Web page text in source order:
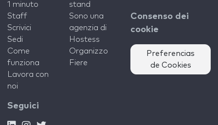
1 minuto
Staff
Scrivici
Sedi
Come
funziona
Lavora con
noi
stand
Sono una
agenzia di
Hostess
Organizzo
Fiere
Consenso dei
cookie
Preferencias
de Cookies
Seguici